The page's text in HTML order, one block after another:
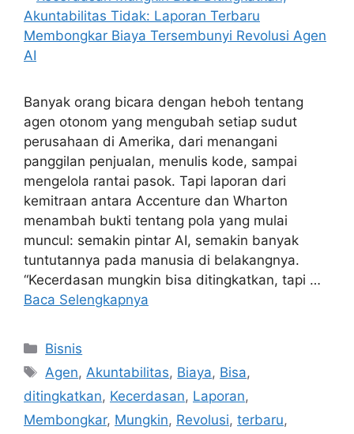
Banyak orang bicara dengan heboh tentang
agen otonom yang mengubah setiap sudut
perusahaan di Amerika, dari menangani
panggilan penjualan, menulis kode, sampai
mengelola rantai pasok. Tapi laporan dari
kemitraan antara Accenture dan Wharton
menambah bukti tentang pola yang mulai
muncul: semakin pintar AI, semakin banyak
tuntutannya pada manusia di belakangnya.
“Kecerdasan mungkin bisa ditingkatkan, tapi …
Baca Selengkapnya
Kategori
Bisnis
Tag
Agen, Akuntabilitas, Biaya, Bisa,
ditingkatkan, Kecerdasan, Laporan,
Membongkar, Mungkin, Revolusi, terbaru,